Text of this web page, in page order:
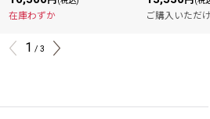
在庫わずか ご購入いただ
1 / 3